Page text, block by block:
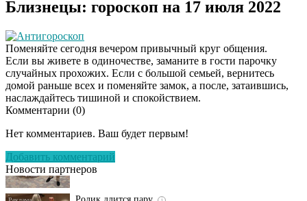
Близнецы: гороскоп на 17 июля 2022
Антигороскоп
Поменяйте сегодня вечером привычный круг общения.
Если вы живете в одиночестве, заманите в гости парочку
случайных прохожих. Если с большой семьей, вернитесь
домой раньше всех и поменяйте замок, а после, затаившись,
наслаждайтесь тишиной и спокойствием.
Комментарии (0)
Нет комментариев. Ваш будет первым!
Добавить комментарий
Новости партнеров
Этот танец невесты
Пересмотрела 10 раз
секунд, но вы будете в